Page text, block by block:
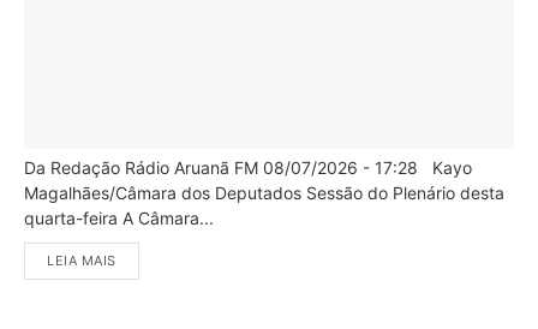
Da Redação Rádio Aruanã FM 08/07/2026 - 17:28 Kayo
Magalhães/Câmara dos Deputados Sessão do Plenário desta
quarta-feira A Câmara...
LEIA MAIS